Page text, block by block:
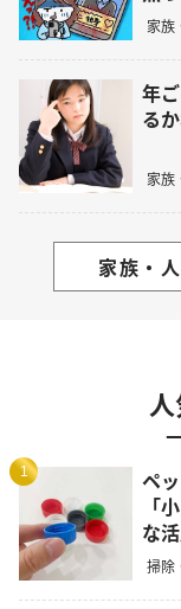
家族
年
る
家族
家族・
1
ペ
「
な
掃除